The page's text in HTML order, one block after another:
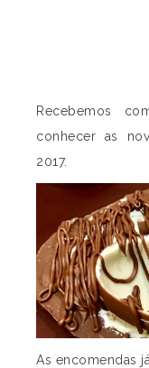
Recebemos
conhecer as
2017.
As encomendas